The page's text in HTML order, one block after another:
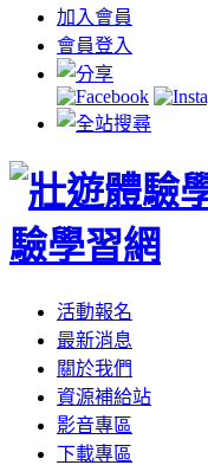
加入會員
會員登入
驗學習網
活動報名
最新消息
關於我們
資源補給站
影音專區
下載專區